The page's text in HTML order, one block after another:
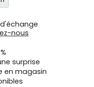
nous
surprise
en magasin